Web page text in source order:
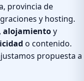
provincia de
y hosting.
, alojamientoy
o contenido.
propuesta a